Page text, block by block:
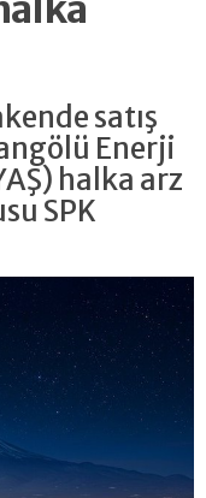
satış
Enerji
halka arz
SPK